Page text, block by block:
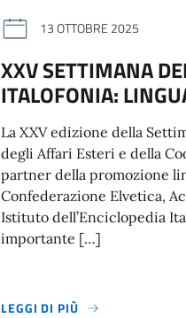
13 OTTOBRE 2025
XXV SETTIMANA
ITALOFONIA:
La XXV edizione della
degli Affari Esteri e della
partner della promozione
Confederazione Elvetica,
Istituto dell’Enciclopedia
importante […]
LEGGI DI PIÙ